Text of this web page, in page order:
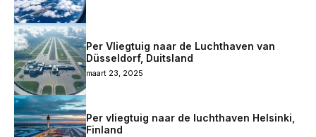
Per Vliegtuig naar de Luchthaven van
Düsseldorf, Duitsland
maart 23, 2025
Per vliegtuig naar de luchthaven Helsinki,
Finland